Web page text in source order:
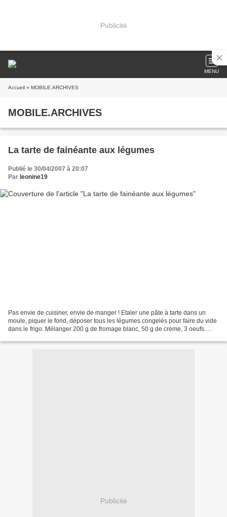
Publicité
MENU
Accueil » MOBILE.ARCHIVES
MOBILE.ARCHIVES
La tarte de fainéante aux légumes
Publié le 30/04/2007 à 20:07
Par leonine19
Pas envie de cuisiner, envie de manger ! Etaler une pâte à tarte dans un
moule, piquer le fond, déposer tous les légumes congelés pour faire du vide
dans le frigo. Mélanger 200 g de fromage blanc, 50 g de crème, 3 oeufs.
Publicité